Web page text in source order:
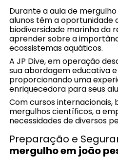
Durante a aula de
alunos têm a oportunidade
biodiversidade marinha da
aprender sobre a
ecossistemas aquáticos.
A JP Dive, em operação
sua abordagem educativa
proporcionando uma
enriquecedora para seus
Com cursos internacionais,
mergulhos científicos, a
necessidades de diversos
Preparação e
mergulho em joão